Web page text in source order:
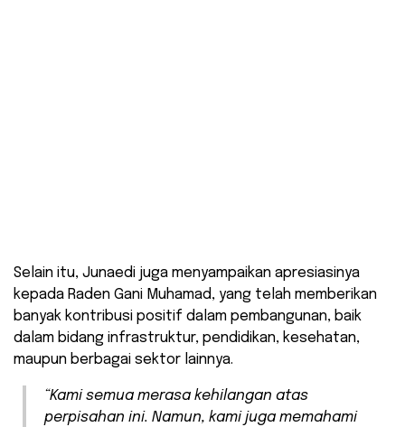
Selain itu, Junaedi juga menyampaikan apresiasinya
kepada Raden Gani Muhamad, yang telah memberikan
banyak kontribusi positif dalam pembangunan, baik
dalam bidang infrastruktur, pendidikan, kesehatan,
maupun berbagai sektor lainnya.
“Kami semua merasa kehilangan atas
perpisahan ini. Namun, kami juga memahami